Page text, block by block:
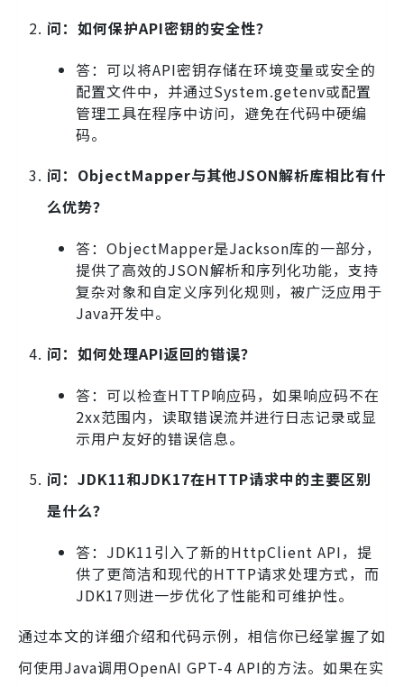
问：如何保护API密钥的安全性？
答：可以将API密钥存储在环境变量或安全的
配置文件中，并通过System.getenv或配置
管理工具在程序中访问，避免在代码中硬编
码。
问：ObjectMapper与其他JSON解析库相比有什
么优势？
答：ObjectMapper是Jackson库的一部分，
提供了高效的JSON解析和序列化功能，支持
复杂对象和自定义序列化规则，被广泛应用于
Java开发中。
问：如何处理API返回的错误？
答：可以检查HTTP响应码，如果响应码不在
2xx范围内，读取错误流并进行日志记录或显
示用户友好的错误信息。
问：JDK11和JDK17在HTTP请求中的主要区别
是什么？
答：JDK11引入了新的HttpClient API，提
供了更简洁和现代的HTTP请求处理方式，而
JDK17则进一步优化了性能和可维护性。
通过本文的详细介绍和代码示例，相信你已经掌握了如
何使用Java调用OpenAI GPT-4 API的方法。如果在实